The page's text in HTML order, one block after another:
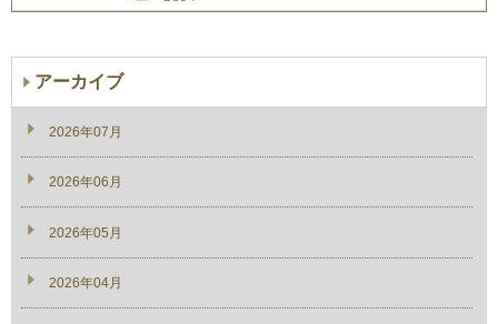
アーカイブ
2026年07月
2026年06月
2026年05月
2026年04月